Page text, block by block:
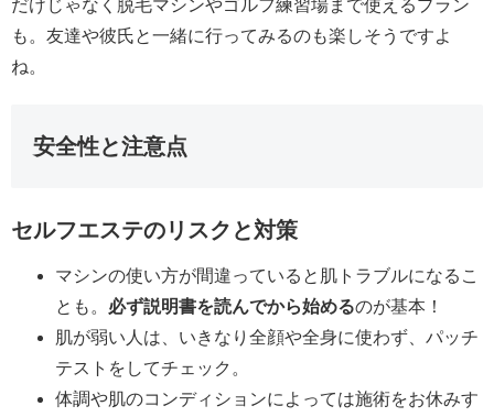
だけじゃなく脱毛マシンやゴルフ練習場まで使えるプラン
も。友達や彼氏と一緒に行ってみるのも楽しそうですよ
ね。
安全性と注意点
セルフエステのリスクと対策
マシンの使い方が間違っていると肌トラブルになるこ
とも。 必ず説明書を読んでから始めるのが基本！
肌が弱い人は、いきなり全顔や全身に使わず、パッチ
テストをしてチェック。
体調や肌のコンディションによっては施術をお休みす